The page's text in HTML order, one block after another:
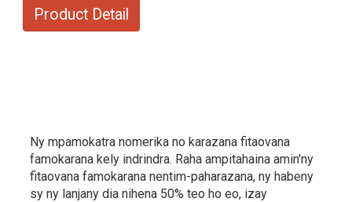
Product Detail
Ny mpamokatra nomerika no karazana fitaovana
famokarana kely indrindra. Raha ampitahaina amin'ny
fitaovana famokarana nentim-paharazana, ny habeny
sy ny lanjany dia nihena 50% teo ho eo, izay